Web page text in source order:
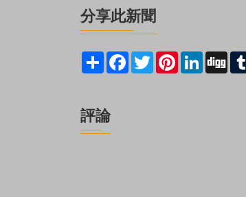
分享此新聞
Share Facebook
TwitterPinterestLinkedInDigg
評論